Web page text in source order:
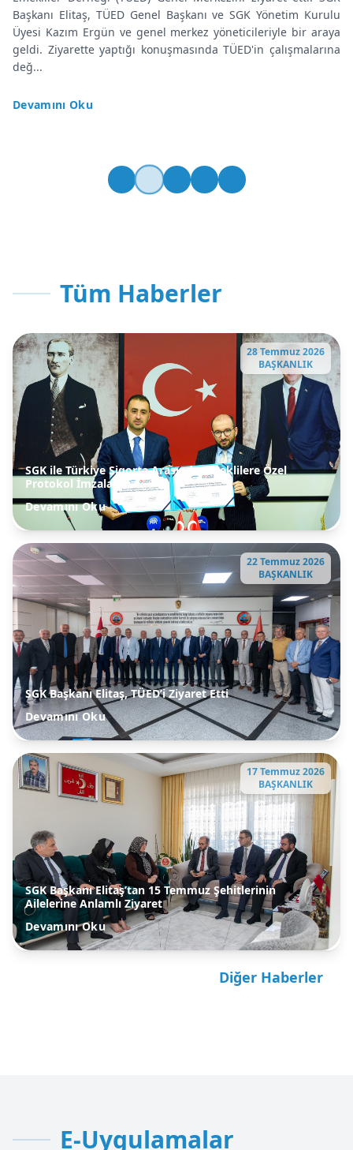
Başkanı Elitaş, TÜED Genel Başkanı ve SGK Yönetim Kurulu
Üyesi Kazım Ergün ve genel merkez yöneticileriyle bir araya
geldi. Ziyarette yaptığı konuşmasında TÜED'in çalışmalarına
değ...
Devamını Oku
Tüm Haberler
28 Temmuz 2026
BAŞKANLIK
SGK ile Türkiye Sigorta Arasında Emeklilere Özel
Protokol İmzalandı
Devamını Oku
22 Temmuz 2026
BAŞKANLIK
SGK Başkanı Elitaş, TÜED’i Ziyaret Etti
Devamını Oku
17 Temmuz 2026
BAŞKANLIK
SGK Başkanı Elitaş’tan 15 Temmuz Şehitlerinin
Ailelerine Anlamlı Ziyaret
Devamını Oku
Diğer Haberler
E-Uygulamalar